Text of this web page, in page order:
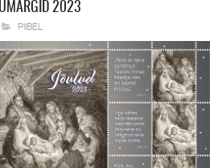
2023
PIIBEL